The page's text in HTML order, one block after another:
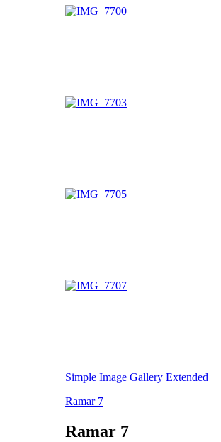
Simple Image Gallery Extended
Ramar 7
Ramar 7